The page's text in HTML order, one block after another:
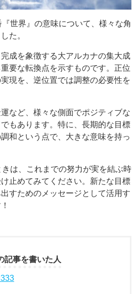
世界』の意味について、様々な角
た。
成を象徴する大アルカナの集大成
要な転換点を示すものです。正位
現を、逆位置では調整の必要性を
など、様々な側面でポジティブな
もあります。特に、長期的な目標
和という点で、大きな意味を持っ
は、これまでの努力が実を結ぶ時
止めてみてください。新たな目標
すためのメッセージとして活用す
記事を書いた人